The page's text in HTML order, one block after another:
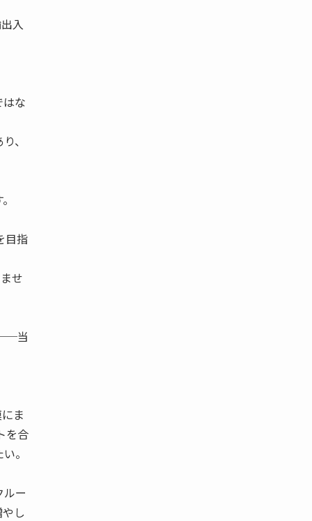
入
な
、
目指
せ
──当
ま
を合
。
ー
し